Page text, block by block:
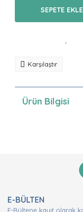
SEPETE EKLE
Karşılaştır
Ürün Bilgisi
Görüş ve
Ürün
E-BÜLTEN
E-Bültene kayıt olarak